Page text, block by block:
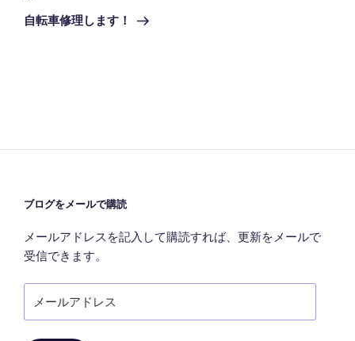
ゲ
の
自転車修理します！
ブログをメールで購読
メールアドレスを記入して購読すれば、更新をメールで
受信できます。
ー